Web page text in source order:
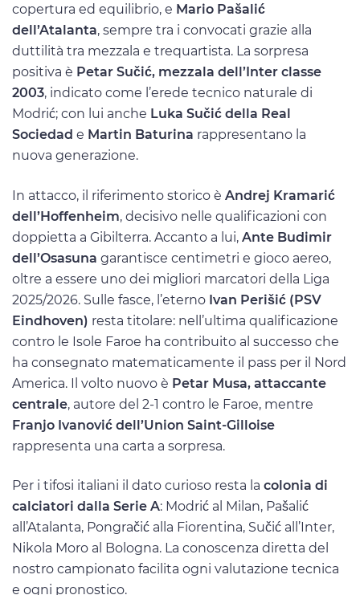
copertura ed equilibrio, e Mario Pašalić
dell’Atalanta, sempre tra i convocati grazie alla
duttilità tra mezzala e trequartista. La sorpresa
positiva è Petar Sučić, mezzala dell’Inter classe
2003, indicato come l’erede tecnico naturale di
Modrić; con lui anche Luka Sučić della Real
Sociedad e Martin Baturina rappresentano la
nuova generazione.
In attacco, il riferimento storico è Andrej Kramarić
dell’Hoffenheim, decisivo nelle qualificazioni con
doppietta a Gibilterra. Accanto a lui, Ante Budimir
dell’Osasuna garantisce centimetri e gioco aereo,
oltre a essere uno dei migliori marcatori della Liga
2025/2026. Sulle fasce, l’eterno Ivan Perišić (PSV
Eindhoven) resta titolare: nell’ultima qualificazione
contro le Isole Faroe ha contribuito al successo che
ha consegnato matematicamente il pass per il Nord
America. Il volto nuovo è Petar Musa, attaccante
centrale, autore del 2-1 contro le Faroe, mentre
Franjo Ivanović dell’Union Saint-Gilloise
rappresenta una carta a sorpresa.
Per i tifosi italiani il dato curioso resta la colonia di
calciatori dalla Serie A: Modrić al Milan, Pašalić
all’Atalanta, Pongračić alla Fiorentina, Sučić all’Inter,
Nikola Moro al Bologna. La conoscenza diretta del
nostro campionato facilita ogni valutazione tecnica
e ogni pronostico.